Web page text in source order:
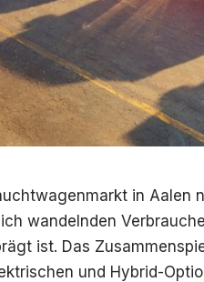
in Aalen
wandelnden
ist. Das
und Hybrid-